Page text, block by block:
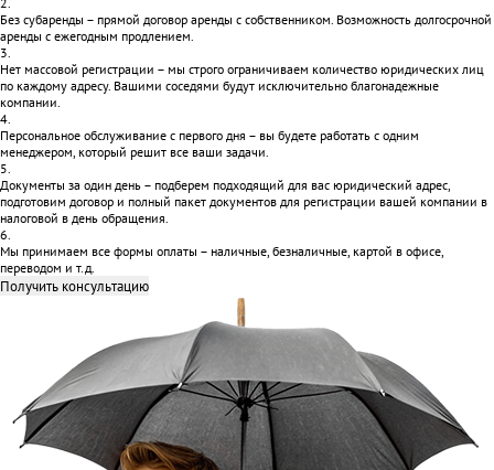
Без субаренды – прямой договор аренды с собственником. Возможность долгосрочной
аренды с ежегодным продлением.
3.
Нет массовой регистрации – мы строго ограничиваем количество юридических лиц
по каждому адресу. Вашими соседями будут исключительно благонадежные
компании.
4.
Персональное обслуживание с первого дня – вы будете работать с одним
менеджером, который решит все ваши задачи.
5.
Документы за один день – подберем подходящий для вас юридический адрес,
подготовим договор и полный пакет документов для регистрации вашей компании в
налоговой в день обращения.
6.
Мы принимаем все формы оплаты – наличные, безналичные, картой в офисе,
переводом и т.д.
Получить консультацию